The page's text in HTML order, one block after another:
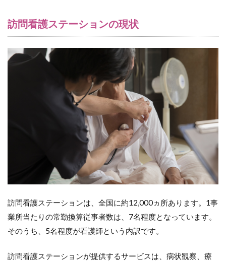
訪問看護ステーションの現状
訪問看護ステーションは、全国に約12,000ヵ所あります。1事
業所当たりの常勤換算従事者数は、7名程度となっています。
そのうち、5名程度が看護師という内訳です。
訪問看護ステーションが提供するサービスは、病状観察、療